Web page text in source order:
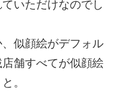
いただけなのでし
似顔絵がデフォル
舗すべてが似顔絵
。